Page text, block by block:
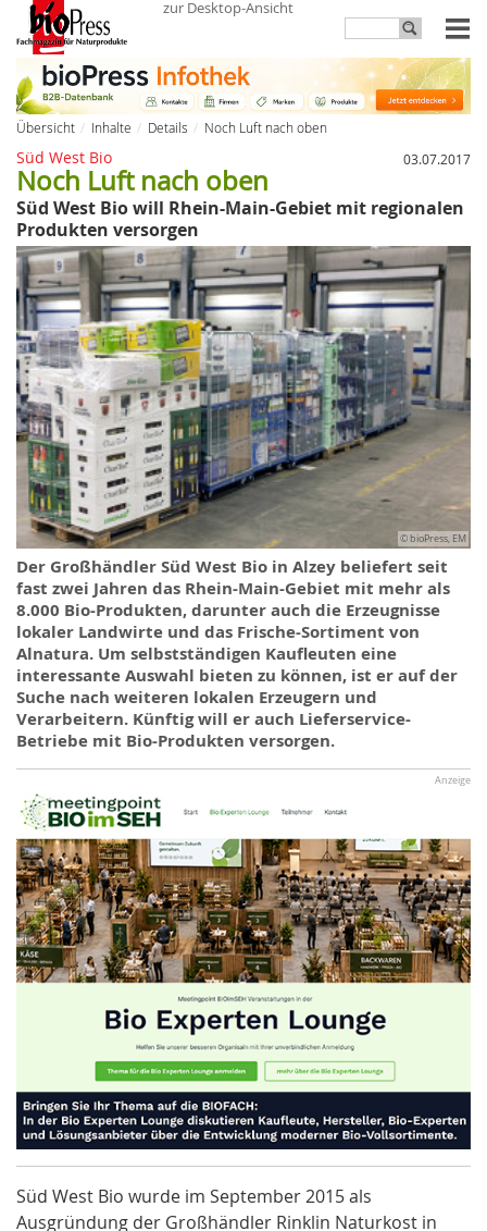
zur Desktop-Ansicht
Übersicht Inhalte Details Noch Luft nach oben
Süd West Bio 03.07.2017
Noch Luft nach oben
Süd West Bio will Rhein-Main-Gebiet mit regionalen
Produkten versorgen
© bioPress, EM
Der Großhändler Süd West Bio in Alzey beliefert seit
fast zwei Jahren das Rhein-Main-Gebiet mit mehr als
8.000 Bio-Produkten, darunter auch die Erzeugnisse
lokaler Landwirte und das Frische-Sortiment von
Alnatura. Um selbstständigen Kaufleuten eine
interessante Auswahl bieten zu können, ist er auf der
Suche nach weiteren lokalen Erzeugern und
Verarbeitern. Künftig will er auch Lieferservice-
Betriebe mit Bio-Produkten versorgen.
Anzeige
Süd West Bio wurde im September 2015 als
Ausgründung der Großhändler Rinklin Naturkost in